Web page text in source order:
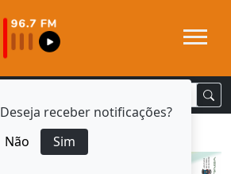
Deseja receber notificações?
Não
Sim